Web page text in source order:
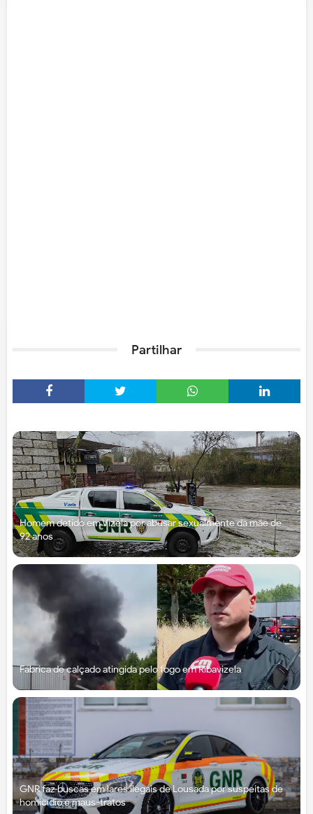
Partilhar
Homem detido em Vizela por abusar sexualmente da mãe de
92 anos
Fábrica de calçado atingida pelo fogo em Ribavizela
GNR faz buscas em lares ilegais de Lousada por suspeitas de
homicídio e maus-tratos